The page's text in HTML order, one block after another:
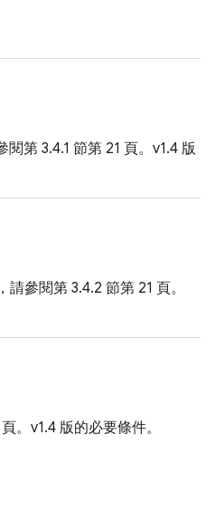
第 3.4.1 節第 21 頁。v1.4 版
參閱第 3.4.2 節第 21 頁。
。v1.4 版的必要條件。